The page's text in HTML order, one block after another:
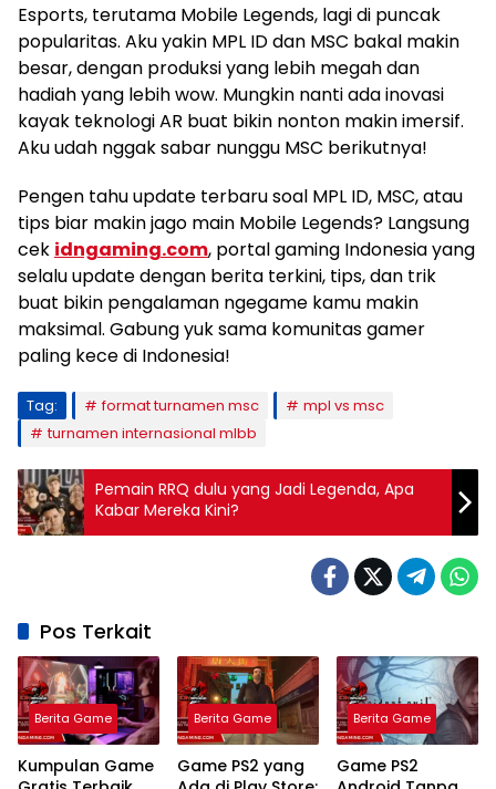
Esports, terutama Mobile Legends, lagi di puncak
popularitas. Aku yakin MPL ID dan MSC bakal makin
besar, dengan produksi yang lebih megah dan
hadiah yang lebih wow. Mungkin nanti ada inovasi
kayak teknologi AR buat bikin nonton makin imersif.
Aku udah nggak sabar nunggu MSC berikutnya!
Pengen tahu update terbaru soal MPL ID, MSC, atau
tips biar makin jago main Mobile Legends? Langsung
cek idngaming.com, portal gaming Indonesia yang
selalu update dengan berita terkini, tips, dan trik
buat bikin pengalaman ngegame kamu makin
maksimal. Gabung yuk sama komunitas gamer
paling kece di Indonesia!
Tag: format turnamen msc
mpl vs msc
turnamen internasional mlbb
Pemain RRQ dulu yang Jadi Legenda, Apa
Kabar Mereka Kini?
Pos Terkait
Berita Game
Kumpulan Game
Berita Game
Game PS2 yang
Berita Game
Game PS2